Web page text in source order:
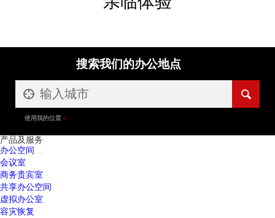
搜索我们的办公地点
使用我的位置
产品及服务
办公空间
会议室
商务贵宾室
共享办公空间
虚拟办公室
容灾恢复